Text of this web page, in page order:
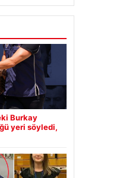
Burkay
yeri söyledi,